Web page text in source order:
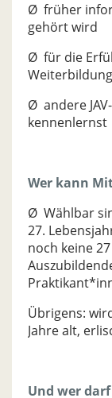
Ø früher
gehört wird
Ø für die
Ø andere
kennenlernst
Wer kann
Ø Wählbar
27.
noch keine
Übrigens:
Jahre alt,
Und wer